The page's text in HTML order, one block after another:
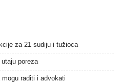
za 21 sudiju i tužioca
poreza
raditi i advokati